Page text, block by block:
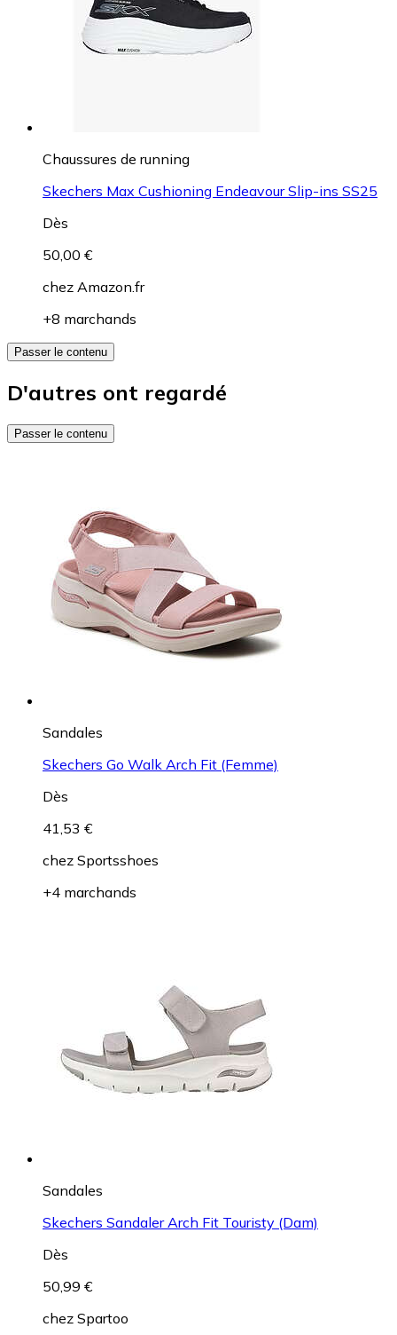
Chaussures de running
Skechers Max Cushioning Endeavour Slip-ins SS25
Dès
50,00 €
chez Amazon.fr
+8 marchands
Passer le contenu
D'autres ont regardé
Passer le contenu
Sandales
Skechers Go Walk Arch Fit (Femme)
Dès
41,53 €
chez Sportsshoes
+4 marchands
Sandales
Skechers Sandaler Arch Fit Touristy (Dam)
Dès
50,99 €
chez Spartoo